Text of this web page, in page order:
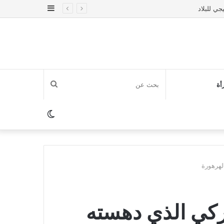
إضافة
بحث
عنالوضع
المظلم
الذي دهسته